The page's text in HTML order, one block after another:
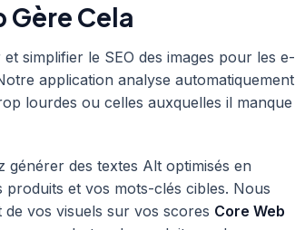
Gère Cela
simplifier le SEO des images pour les e-
application analyse automatiquement
lourdes ou celles auxquelles il manque
des textes Alt optimisés en
et vos mots-clés cibles. Nous
vos visuels sur vos scores Core Web